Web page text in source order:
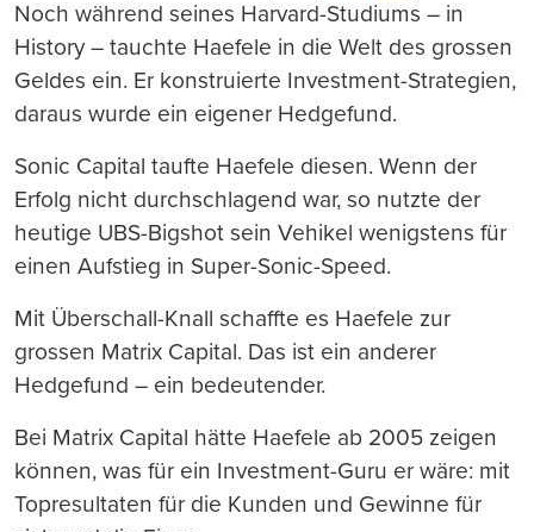
Noch während seines Harvard-Studiums – in
History – tauchte Haefele in die Welt des grossen
Geldes ein. Er konstruierte Investment-Strategien,
daraus wurde ein eigener Hedgefund.
Sonic Capital taufte Haefele diesen. Wenn der
Erfolg nicht durchschlagend war, so nutzte der
heutige UBS-Bigshot sein Vehikel wenigstens für
einen Aufstieg in Super-Sonic-Speed.
Mit Überschall-Knall schaffte es Haefele zur
grossen Matrix Capital. Das ist ein anderer
Hedgefund – ein bedeutender.
Bei Matrix Capital hätte Haefele ab 2005 zeigen
können, was für ein Investment-Guru er wäre: mit
Topresultaten für die Kunden und Gewinne für